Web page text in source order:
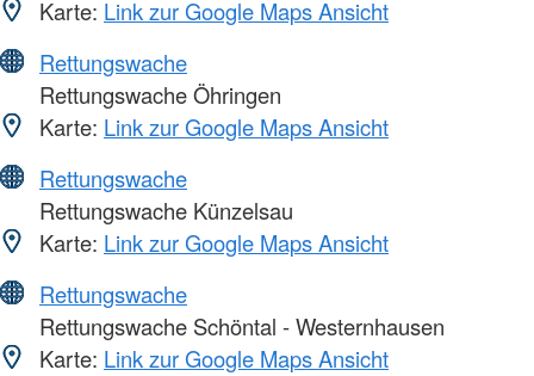
Karte: Link zur Google Maps Ansicht
Rettungswache
Rettungswache Öhringen
Karte: Link zur Google Maps Ansicht
Rettungswache
Rettungswache Künzelsau
Karte: Link zur Google Maps Ansicht
Rettungswache
Rettungswache Schöntal - Westernhausen
Karte: Link zur Google Maps Ansicht